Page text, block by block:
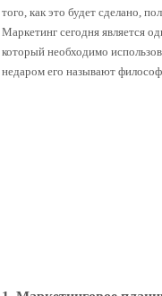
того, как это будет сделано,
Маркетинг сегодня является
который необходимо
недаром его называют